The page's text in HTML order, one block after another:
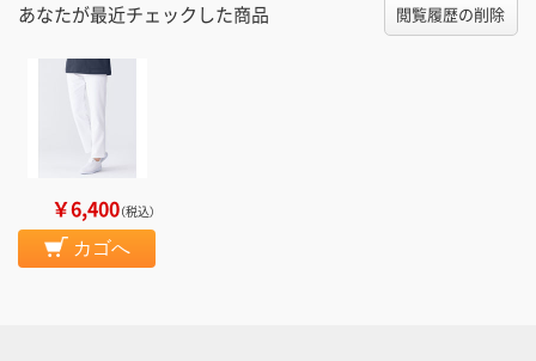
あなたが最近チェックした商品 閲覧履歴の削除
￥6,400（税込）
カゴへ